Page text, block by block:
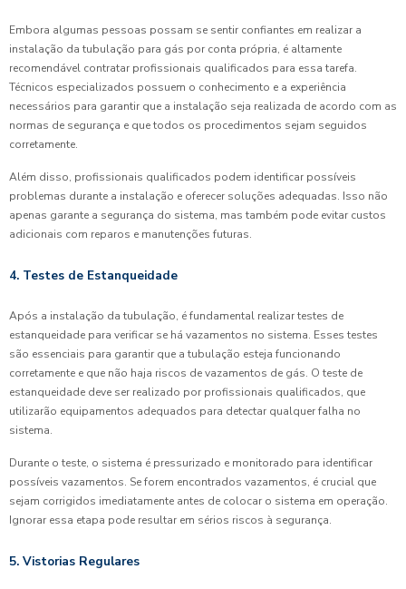
Embora algumas pessoas possam se sentir confiantes em realizar a
instalação da tubulação para gás por conta própria, é altamente
recomendável contratar profissionais qualificados para essa tarefa.
Técnicos especializados possuem o conhecimento e a experiência
necessários para garantir que a instalação seja realizada de acordo com as
normas de segurança e que todos os procedimentos sejam seguidos
corretamente.
Além disso, profissionais qualificados podem identificar possíveis
problemas durante a instalação e oferecer soluções adequadas. Isso não
apenas garante a segurança do sistema, mas também pode evitar custos
adicionais com reparos e manutenções futuras.
4. Testes de Estanqueidade
Após a instalação da tubulação, é fundamental realizar testes de
estanqueidade para verificar se há vazamentos no sistema. Esses testes
são essenciais para garantir que a tubulação esteja funcionando
corretamente e que não haja riscos de vazamentos de gás. O teste de
estanqueidade deve ser realizado por profissionais qualificados, que
utilizarão equipamentos adequados para detectar qualquer falha no
sistema.
Durante o teste, o sistema é pressurizado e monitorado para identificar
possíveis vazamentos. Se forem encontrados vazamentos, é crucial que
sejam corrigidos imediatamente antes de colocar o sistema em operação.
Ignorar essa etapa pode resultar em sérios riscos à segurança.
5. Vistorias Regulares